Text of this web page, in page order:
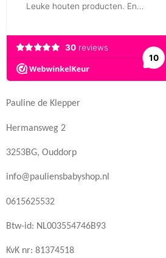
Pauline de Klepper
Hermansweg 2
3253BG, Ouddorp
info@pauliensbabyshop.nl
0615625532
Btw-id: NL003554746B93
KvK nr: 81374518